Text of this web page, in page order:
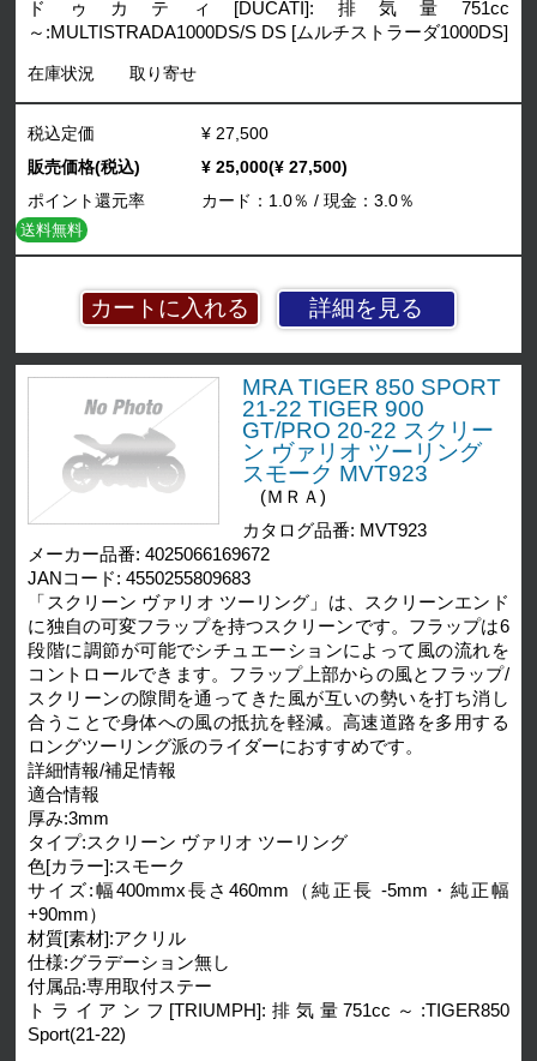
ドゥカティ[DUCATI]:排気量751cc
～:MULTISTRADA1000DS/S DS [ムルチストラーダ1000DS]
在庫状況 取り寄せ
詳細を見る
税込定価
¥ 27,500
販売価格(税込)
¥ 25,000(¥ 27,500)
ポイント還元率
カード：1.0％ / 現金：3.0％
送料無料
MRA TIGER 850 SPORT
21-22 TIGER 900
GT/PRO 20-22 スクリー
ン ヴァリオ ツーリング
スモーク MVT923
(ＭＲＡ)
カタログ品番: MVT923
メーカー品番: 4025066169672
JANコード: 4550255809683
「スクリーン ヴァリオ ツーリング」は、スクリーンエンド
に独自の可変フラップを持つスクリーンです。フラップは6
段階に調節が可能でシチュエーションによって風の流れを
コントロールできます。フラップ上部からの風とフラップ/
スクリーンの隙間を通ってきた風が互いの勢いを打ち消し
合うことで身体への風の抵抗を軽減。高速道路を多用する
ロングツーリング派のライダーにおすすめです。
詳細情報/補足情報
適合情報
厚み:3mm
タイプ:スクリーン ヴァリオ ツーリング
色[カラー]:スモーク
サイズ:幅400mmx長さ460mm（純正長 -5mm・純正幅
+90mm）
材質[素材]:アクリル
仕様:グラデーション無し
付属品:専用取付ステー
トライアンフ[TRIUMPH]:排気量751cc～:TIGER850
Sport(21-22)